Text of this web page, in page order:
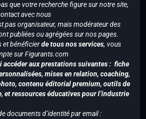
que votre recherche figure sur notre site,
avec nous
pas organisateur, mais modérateur des
publiées ou agrégées sur nos pages.
et bénéficierde tous nos services, vous
sur Figurants.com
accéder aux prestations suivantes : fiche
mises en relation, coaching,
contenu éditorial premium, outils de
et ressources éducatives pour l’industrie
documents d’identité par email :